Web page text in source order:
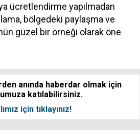
ücretlendirme yapılmadan
bölgedeki paylaşma ve
güzel bir örneği olarak öne
anında haberdar olmak için
katılabilirsiniz.
için tıklayınız!